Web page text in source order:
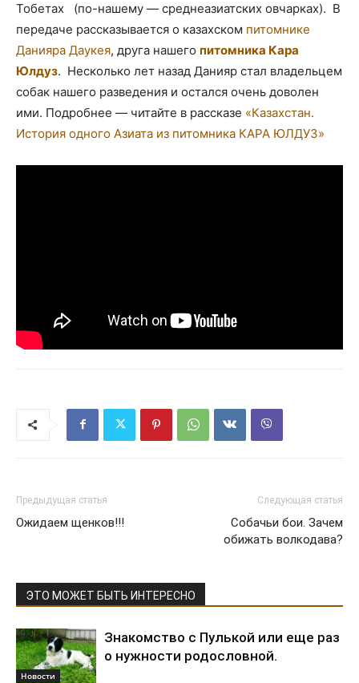
Тобетах (по-нашему — среднеазиатских овчарках). В
передаче рассказывается о казахском питомнике
Данияра Даукея, друга нашего питомника Кара
Юлдуз. Несколько лет назад Данияр стал владельцем
собак нашего разведения и остался очень доволен
ими. Подробнее — читайте в рассказе «Казахстан.
История одного Азиата из питомника КАРА ЮЛДУЗ»
Предыдущая статья
Ожидаем щенков!!!
Следующая статья
Собачьи бои. Зачем
обижать волкодава?
ЭТО МОЖЕТ БЫТЬ ИНТЕРЕСНО
Новости
Знакомство с Пулькой или еще раз
о нужности родословной.